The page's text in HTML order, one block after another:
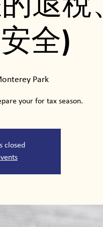
退稅
全)
Park
your for tax season.
closed